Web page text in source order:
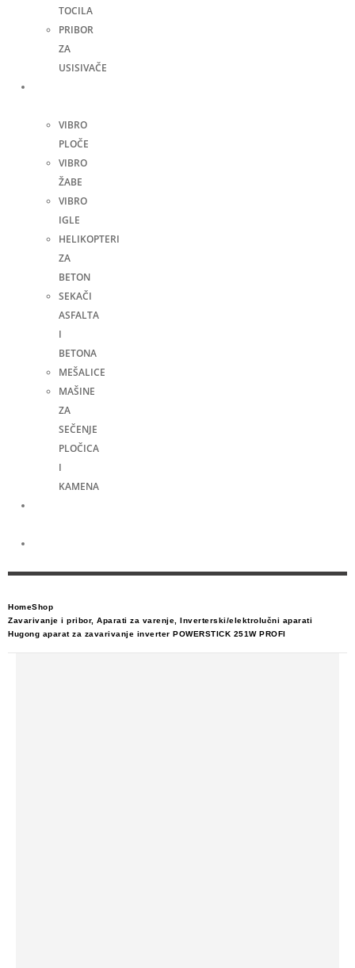
TOCILA
PRIBOR
ZA
USISIVAČE
VIBRO
PLOČE
VIBRO
ŽABE
VIBRO
IGLE
HELIKOPTERI
ZA
BETON
SEKAČI
ASFALTA
I
BETONA
MEŠALICE
MAŠINE
ZA
SEČENJE
PLOČICA
I
KAMENA
HomeShop
Zavarivanje i pribor, Aparati za varenje
Inverterski/elektrolučni aparati
Hugong aparat za zavarivanje inverter POWERSTICK 251W PROFI